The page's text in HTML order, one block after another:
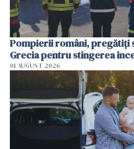
Pompierii români, pregătiţi
Grecia pentru stingerea
01 AUGUST 2026